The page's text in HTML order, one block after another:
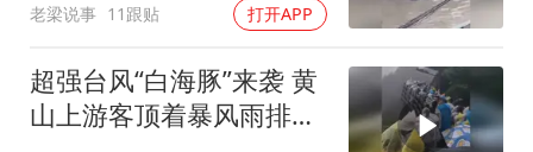
老梁说事 11跟贴 打开APP
超强台风“白海豚”来袭 黄
山上游客顶着暴风雨排队